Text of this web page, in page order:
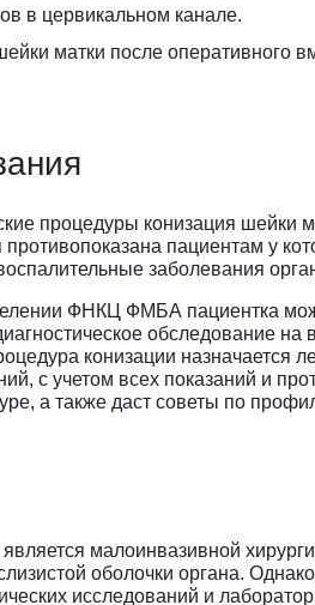
в цервикальном канале.
матки после оперативного
процедуры конизация шейки
пациентам у
заболевания
ФНКЦ ФМБА пациентка
обследование на
конизации назначается
с учетом всех показаний и
а также даст советы по
малоинвазивной
оболочки органа.
исследований и